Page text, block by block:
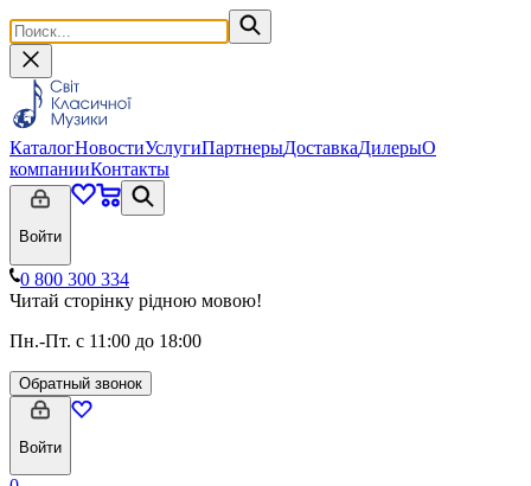
КаталогНовостиУслугиПартнерыДоставкаДилерыО
компанииКонтакты
Войти
0 800 300 334
Читай сторінку рідною мовою!
Пн.-Пт. с 11:00 до 18:00
Обратный звонок
Войти